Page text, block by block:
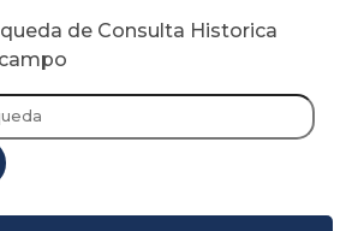
de Consulta Historica